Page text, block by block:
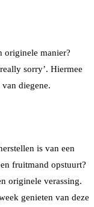
originele manier?
sorry’. Hiermee
diegene.
is van een
fruitmand opstuurt?
originele verassing.
genieten van deze